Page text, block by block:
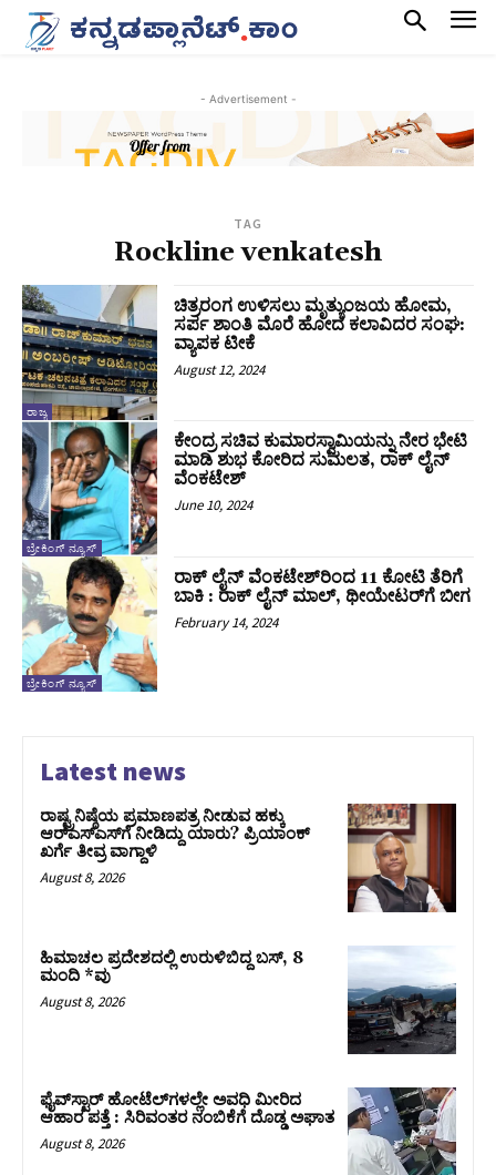
- Advertisement -
TAG
Rockline venkatesh
ರಾಜ್ಯ
ಚಿತ್ರರಂಗ ಉಳಿಸಲು ಮೃತ್ಯುಂಜಯ ಹೋಮ,
ಸರ್ಪ ಶಾಂತಿ ಮೊರೆ ಹೋದ ಕಲಾವಿದರ ಸಂಘ:
ವ್ಯಾಪಕ ಟೀಕೆ
August 12, 2024
ಬ್ರೇಕಿಂಗ್ ನ್ಯೂಸ್
ಕೇಂದ್ರ ಸಚಿವ ಕುಮಾರಸ್ವಾಮಿಯನ್ನು‌ ನೇರ ಭೇಟಿ
ಮಾಡಿ ಶುಭ ಕೋರಿದ ಸುಮಲತ, ರಾಕ್‌ ಲೈನ್
ವೆಂಕಟೇಶ್
June 10, 2024
ಬ್ರೇಕಿಂಗ್ ನ್ಯೂಸ್
ರಾಕ್ ಲೈನ್ ವೆಂಕಟೇಶ್‌ರಿಂದ 11 ಕೋಟಿ ತೆರಿಗೆ
ಬಾಕಿ : ರಾಕ್ ಲೈನ್ ಮಾಲ್‌, ಥೀಯೇಟರ್‌ಗೆ ಬೀಗ
February 14, 2024
Latest news
ರಾಷ್ಟ್ರನಿಷ್ಠೆಯ ಪ್ರಮಾಣಪತ್ರ ನೀಡುವ ಹಕ್ಕು
ಆರ್‌ಎಸ್‌ಎಸ್‌ಗೆ ನೀಡಿದ್ದು ಯಾರು? ಪ್ರಿಯಾಂಕ್
ಖರ್ಗೆ ತೀವ್ರ ವಾಗ್ದಾಳಿ
August 8, 2026
ಹಿಮಾಚಲ ಪ್ರದೇಶದಲ್ಲಿ ಉರುಳಿಬಿದ್ದ ಬಸ್‌, 8
ಮಂದಿ *ವು
August 8, 2026
ಫೈವ್‌ಸ್ಟಾರ್ ಹೋಟೆಲ್‌ಗಳಲ್ಲೇ ಅವಧಿ ಮೀರಿದ
ಆಹಾರ ಪತ್ತೆ : ಸಿರಿವಂತರ ನಂಬಿಕೆಗೆ ದೊಡ್ಡ ಅಘಾತ
August 8, 2026